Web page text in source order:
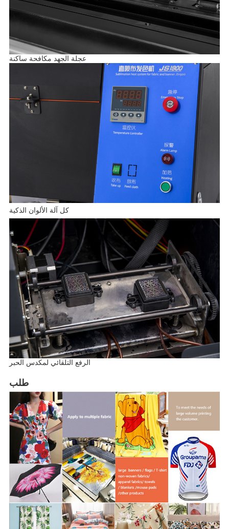
عجلة الجهد مكافحة ساكنة
كل آلة الألوان الذكية
الرفع التلقائي لمكدس الحبر
طلب